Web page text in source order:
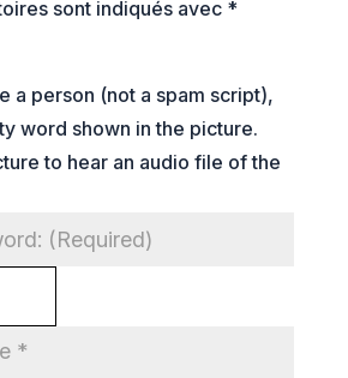
sont indiqués avec *
a person (not a spam script),
word shown in the picture.
to hear an audio file of the